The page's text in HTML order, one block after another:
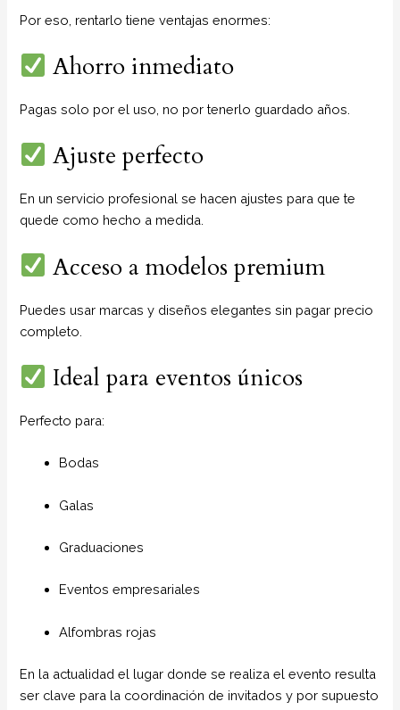
Por eso, rentarlo tiene ventajas enormes:
Ahorro inmediato
Pagas solo por el uso, no por tenerlo guardado años.
Ajuste perfecto
En un servicio profesional se hacen ajustes para que te
quede como hecho a medida.
Acceso a modelos premium
Puedes usar marcas y diseños elegantes sin pagar precio
completo.
Ideal para eventos únicos
Perfecto para:
Bodas
Galas
Graduaciones
Eventos empresariales
Alfombras rojas
En la actualidad el lugar donde se realiza el evento resulta
ser clave para la coordinación de invitados y por supuesto